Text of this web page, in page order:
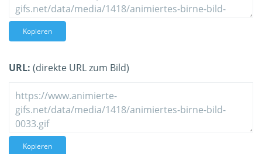
Kopieren
URL: (direkte URL zum Bild)
Kopieren